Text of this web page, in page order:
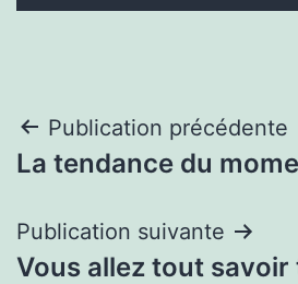
Navigation
de
l’article
Publication précédente
La tendance du
Publication suivante
Vous allez tout